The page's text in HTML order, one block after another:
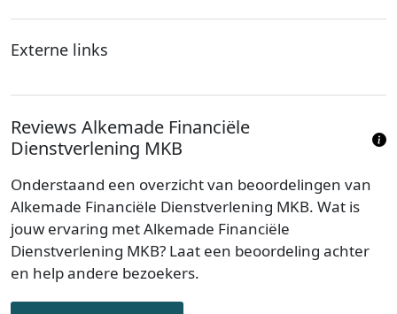
Externe links
Reviews Alkemade Financiële
Dienstverlening MKB
Onderstaand een overzicht van beoordelingen van
Alkemade Financiële Dienstverlening MKB. Wat is
jouw ervaring met Alkemade Financiële
Dienstverlening MKB? Laat een beoordeling achter
en help andere bezoekers.